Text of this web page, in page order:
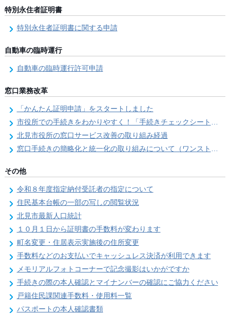
特別永住者証明書
特別永住者証明書に関する申請
自動車の臨時運行
自動車の臨時運行許可申請
窓口業務改革
「かんたん証明申請」をスタートしました
市役所での手続きをわかりやすく！「手続きチェックシート」を導入しました
北見市役所の窓口サービス改善の取り組み経過
窓口手続きの簡略化と統一化の取り組みについて（ワンストップサービス推進事業）
その他
令和８年度指定納付受託者の指定について
住民基本台帳の一部の写しの閲覧状況
北見市最新人口統計
１０月１日から証明書の手数料が変わります
町名変更・住居表示実施後の住所変更
手数料などのお支払いでキャッシュレス決済が利用できます
メモリアルフォトコーナーで記念撮影はいかがですか
手続きの際の本人確認とマイナンバーの確認にご協力ください
戸籍住民課関連手数料・使用料一覧
パスポートの本人確認書類